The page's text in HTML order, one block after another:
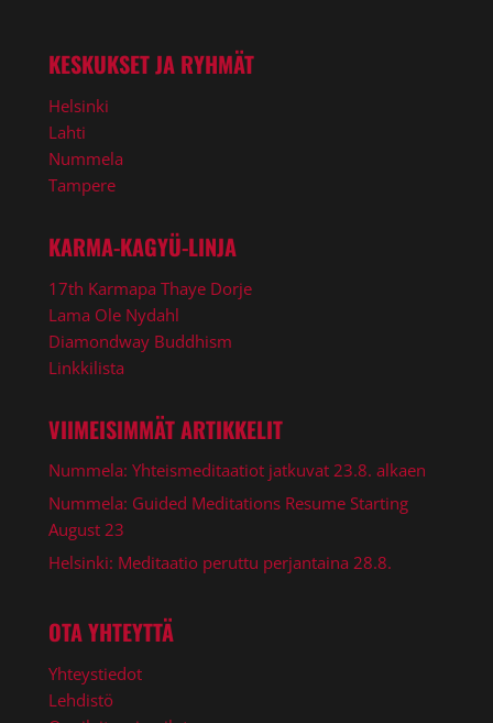
KESKUKSET JA RYHMÄT
Helsinki
Lahti
Nummela
Tampere
KARMA-KAGYÜ-LINJA
17th Karmapa Thaye Dorje
Lama Ole Nydahl
Diamondway Buddhism
Linkkilista
VIIMEISIMMÄT ARTIKKELIT
Nummela: Yhteismeditaatiot jatkuvat 23.8. alkaen
Nummela: Guided Meditations Resume Starting
August 23
Helsinki: Meditaatio peruttu perjantaina 28.8.
OTA YHTEYTTÄ
Yhteystiedot
Lehdistö